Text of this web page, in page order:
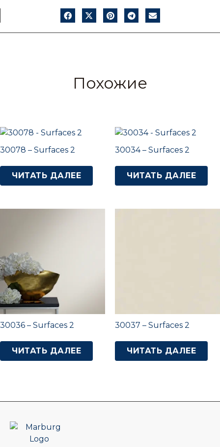
Похожие
30078 – Surfaces 2
ЧИТАТЬ ДАЛЕЕ
30034 – Surfaces 2
ЧИТАТЬ ДАЛЕЕ
30036 – Surfaces 2
ЧИТАТЬ ДАЛЕЕ
30037 – Surfaces 2
ЧИТАТЬ ДАЛЕЕ